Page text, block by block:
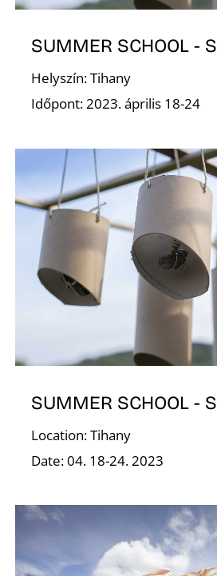
SUMMER SCHOOL -
Helyszín: Tihany
Időpont: 2023. április 18-24
SUMMER SCHOOL -
Location: Tihany
Date: 04. 18-24. 2023